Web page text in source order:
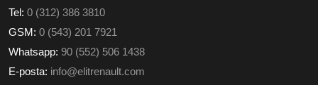
Tel: 0 (312) 386 3810
GSM: 0 (543) 201 7921
Whatsapp: 90 (552) 506 1438
E-posta: info@elitrenault.com